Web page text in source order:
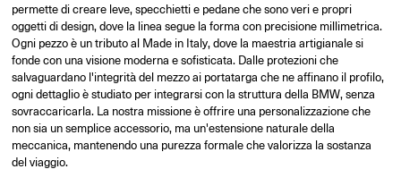
permette di creare leve, specchietti e pedane che sono veri e propri
oggetti di design, dove la linea segue la forma con precisione millimetrica.
Ogni pezzo è un tributo al Made in Italy, dove la maestria artigianale si
fonde con una visione moderna e sofisticata. Dalle protezioni che
salvaguardano l'integrità del mezzo ai portatarga che ne affinano il profilo,
ogni dettaglio è studiato per integrarsi con la struttura della BMW, senza
sovraccaricarla. La nostra missione è offrire una personalizzazione che
non sia un semplice accessorio, ma un'estensione naturale della
meccanica, mantenendo una purezza formale che valorizza la sostanza
del viaggio.